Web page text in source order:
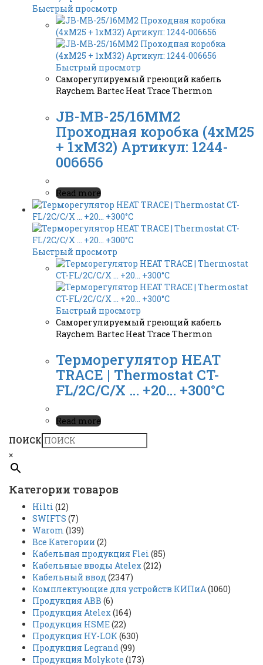
Быстрый просмотр
Быстрый просмотр
Саморегулируемый греющий кабель
Raychem Bartec Heat Trace Thermon
JB-MB-25/16MM2
Проходная коробка (4xM25
+ 1xM32) Артикул: 1244-
006656
Read more
Быстрый просмотр
Быстрый просмотр
Саморегулируемый греющий кабель
Raychem Bartec Heat Trace Thermon
Терморегулятор HEAT
TRACE | Thermostat CT-
FL/2C/C/X … +20… +300°C
Read more
ПОИСК
×
Категории товаров
Hilti (12)
SWIFTS (7)
Warom (139)
Все Категории (2)
Кабельная продукция Flei (85)
Кабельные вводы Atelex(212)
Кабельный ввод (2347)
Комплектующие для устройств КИПиА(1060)
Продукция ABB (6)
Продукция Atelex(164)
Продукция HSME(22)
Продукция HY-LOK (630)
Продукция Legrand(99)
Продукция Molykote (173)